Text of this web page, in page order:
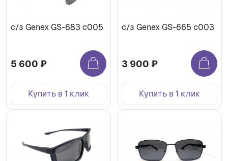
с/з Genex GS-683 с005
5 600 ₽
Купить в 1 клик
с/з Genex GS-665 с003
3 900 ₽
Купить в 1 клик